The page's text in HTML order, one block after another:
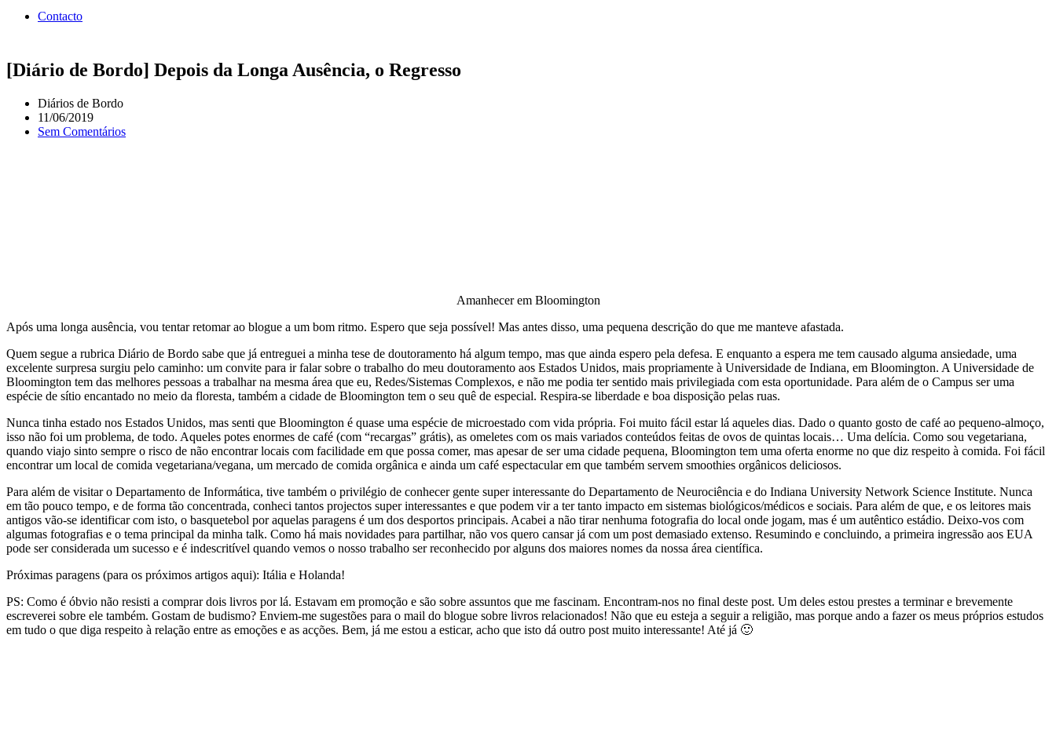
Contacto
[Diário de Bordo] Depois da Longa Ausência, o Regresso
Diários de Bordo
11/06/2019
Sem Comentários
Amanhecer em Bloomington
Após uma longa ausência, vou tentar retomar ao blogue a um bom ritmo. Espero que seja possível! Mas antes disso, uma pequena descrição do que me manteve afastada.
Quem segue a rubrica Diário de Bordo sabe que já entreguei a minha tese de doutoramento há algum tempo, mas que ainda espero pela defesa. E enquanto a espera me tem causado alguma ansiedade, uma
excelente surpresa surgiu pelo caminho: um convite para ir falar sobre o trabalho do meu doutoramento aos Estados Unidos, mais propriamente à Universidade de Indiana, em Bloomington. A Universidade de
Bloomington tem das melhores pessoas a trabalhar na mesma área que eu, Redes/Sistemas Complexos, e não me podia ter sentido mais privilegiada com esta oportunidade. Para além de o Campus ser uma
espécie de sítio encantado no meio da floresta, também a cidade de Bloomington tem o seu quê de especial. Respira-se liberdade e boa disposição pelas ruas.
Nunca tinha estado nos Estados Unidos, mas senti que Bloomington é quase uma espécie de microestado com vida própria. Foi muito fácil estar lá aqueles dias. Dado o quanto gosto de café ao pequeno-almoço,
isso não foi um problema, de todo. Aqueles potes enormes de café (com “recargas” grátis), as omeletes com os mais variados conteúdos feitas de ovos de quintas locais… Uma delícia. Como sou vegetariana,
quando viajo sinto sempre o risco de não encontrar locais com facilidade em que possa comer, mas apesar de ser uma cidade pequena, Bloomington tem uma oferta enorme no que diz respeito à comida. Foi fácil
encontrar um local de comida vegetariana/vegana, um mercado de comida orgânica e ainda um café espectacular em que também servem smoothies orgânicos deliciosos.
Para além de visitar o Departamento de Informática, tive também o privilégio de conhecer gente super interessante do Departamento de Neurociência e do Indiana University Network Science Institute. Nunca
em tão pouco tempo, e de forma tão concentrada, conheci tantos projectos super interessantes e que podem vir a ter tanto impacto em sistemas biológicos/médicos e sociais. Para além de que, e os leitores mais
antigos vão-se identificar com isto, o basquetebol por aquelas paragens é um dos desportos principais. Acabei a não tirar nenhuma fotografia do local onde jogam, mas é um autêntico estádio. Deixo-vos com
algumas fotografias e o tema principal da minha talk. Como há mais novidades para partilhar, não vos quero cansar já com um post demasiado extenso. Resumindo e concluindo, a primeira ingressão aos EUA
pode ser considerada um sucesso e é indescritível quando vemos o nosso trabalho ser reconhecido por alguns dos maiores nomes da nossa área científica.
Próximas paragens (para os próximos artigos aqui): Itália e Holanda!
PS: Como é óbvio não resisti a comprar dois livros por lá. Estavam em promoção e são sobre assuntos que me fascinam. Encontram-nos no final deste post. Um deles estou prestes a terminar e brevemente
escreverei sobre ele também. Gostam de budismo? Enviem-me sugestões para o mail do blogue sobre livros relacionados! Não que eu esteja a seguir a religião, mas porque ando a fazer os meus próprios estudos
em tudo o que diga respeito à relação entre as emoções e as acções. Bem, já me estou a esticar, acho que isto dá outro post muito interessante! Até já 🙂